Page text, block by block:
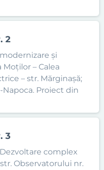
2
și
– Calea
– str. Mărginașă;
Proiect din
3
complex
Observatorului nr.